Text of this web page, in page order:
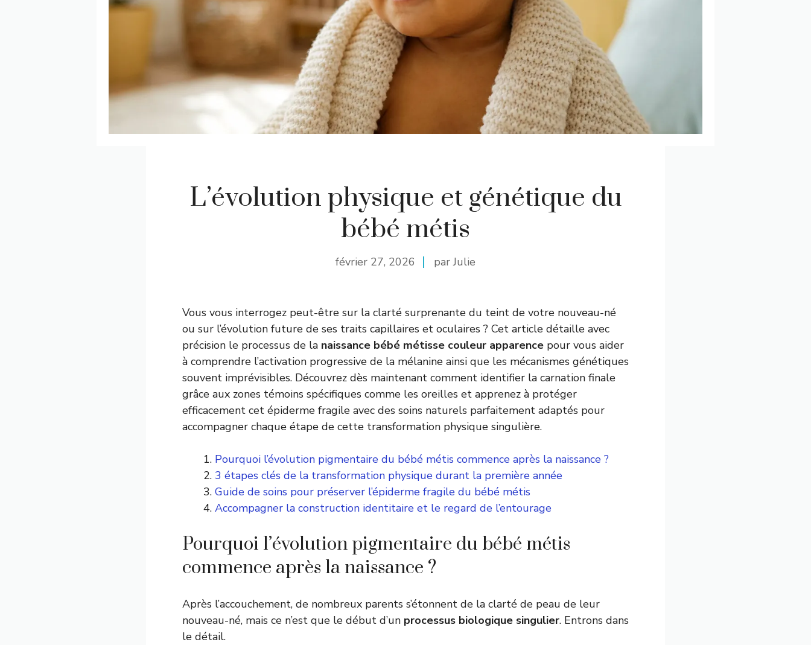
L’évolution physique et génétique du
bébé métis
février 27, 2026 par Julie
Vous vous interrogez peut-être sur la clarté surprenante du teint de votre nouveau-né
ou sur l’évolution future de ses traits capillaires et oculaires ? Cet article détaille avec
précision le processus de la naissance bébé métisse couleur apparence pour vous aider
à comprendre l’activation progressive de la mélanine ainsi que les mécanismes génétiques
souvent imprévisibles. Découvrez dès maintenant comment identifier la carnation finale
grâce aux zones témoins spécifiques comme les oreilles et apprenez à protéger
efficacement cet épiderme fragile avec des soins naturels parfaitement adaptés pour
accompagner chaque étape de cette transformation physique singulière.
Pourquoi l’évolution pigmentaire du bébé métis commence après la naissance ?
3 étapes clés de la transformation physique durant la première année
Guide de soins pour préserver l’épiderme fragile du bébé métis
Accompagner la construction identitaire et le regard de l’entourage
Pourquoi l’évolution pigmentaire du bébé métis
commence après la naissance ?
Après l’accouchement, de nombreux parents s’étonnent de la clarté de peau de leur
nouveau-né, mais ce n’est que le début d’un processus biologique singulier. Entrons dans
le détail.